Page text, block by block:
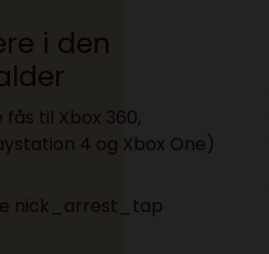
i den
fås til Xbox 360,
4 og Xbox One)